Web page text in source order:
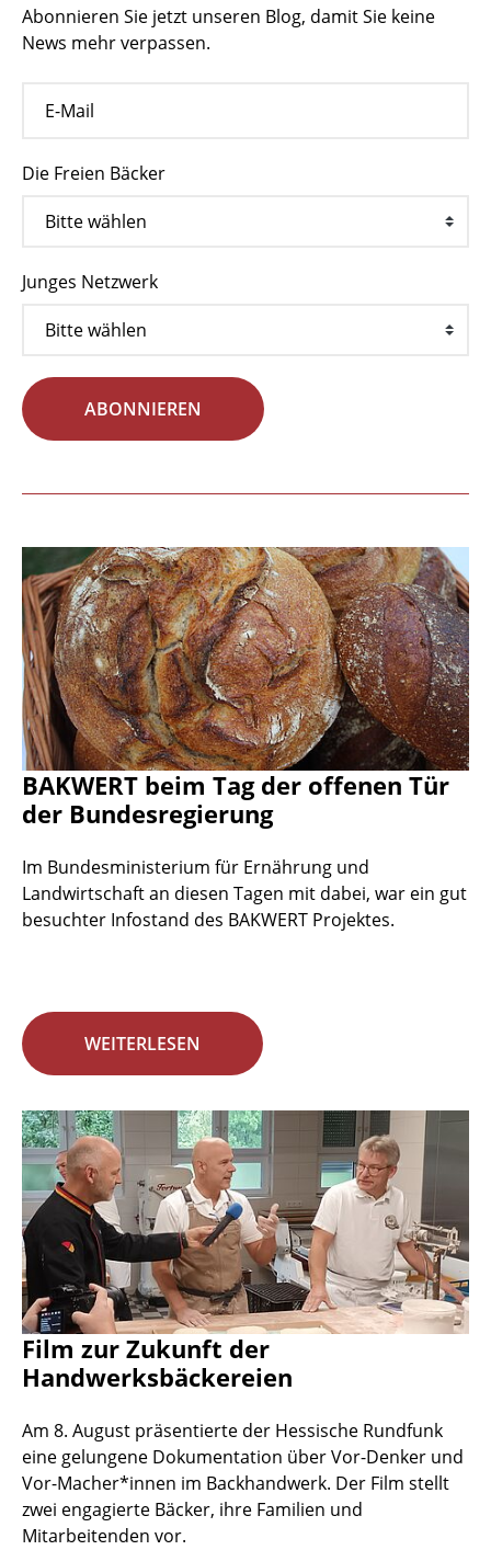
Abonnieren Sie jetzt unseren Blog, damit Sie keine
News mehr verpassen.
Die Freien Bäcker
Junges Netzwerk
ABONNIEREN
BAKWERT beim Tag der offenen Tür
der Bundesregierung
Im Bundesministerium für Ernährung und
Landwirtschaft an diesen Tagen mit dabei, war ein gut
besuchter Infostand des BAKWERT Projektes.
WEITERLESEN
Film zur Zukunft der
Handwerksbäckereien
Am 8. August präsentierte der Hessische Rundfunk
eine gelungene Dokumentation über Vor-Denker und
Vor-Macher*innen im Backhandwerk. Der Film stellt
zwei engagierte Bäcker, ihre Familien und
Mitarbeitenden vor.